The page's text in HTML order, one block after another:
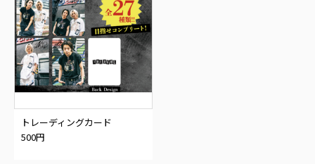
トレーディングカード
500円